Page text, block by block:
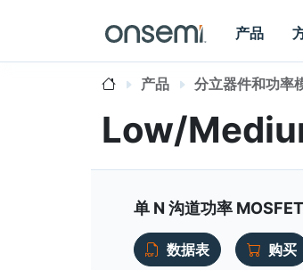
产品
产品 分立器件和功率
Low/
单 N 沟道功率
数据表
购买